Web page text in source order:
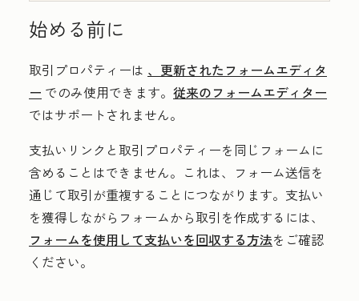
始める前に
取引プロパティーは 、更新されたフォームエディタ
ー でのみ使用できます。 従来のフォームエディター
ではサポートされません。
支払いリンクと取引プロパティーを同じフォームに
含めることはできません。これは、フォーム送信を
通じて取引が重複することにつながります。支払い
を獲得しながらフォームから取引を作成するには、
フォームを使用して支払いを回収する方法をご確認
ください。